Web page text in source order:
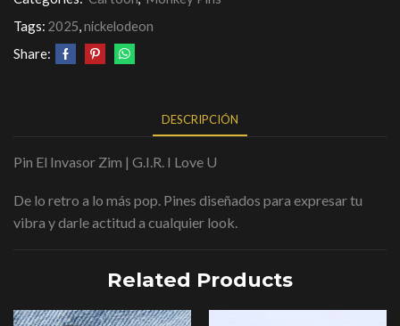
Tags: 2025,nickelodeon
Share:
DESCRIPCIÓN
Pin El Invasor Zim | G.I.R. I Love U
De lo retro a lo más pop. Pines diseñados para expresar tu
vibra y darle actitud a cualquier look.
Related Products